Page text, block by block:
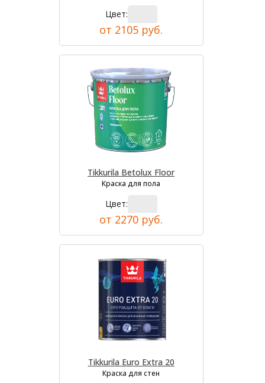
Цвет:
от 2105 руб.
Tikkurila Betolux Floor
Краска для пола
Цвет:
от 2270 руб.
Tikkurila Euro Extra 20
Краска для стен